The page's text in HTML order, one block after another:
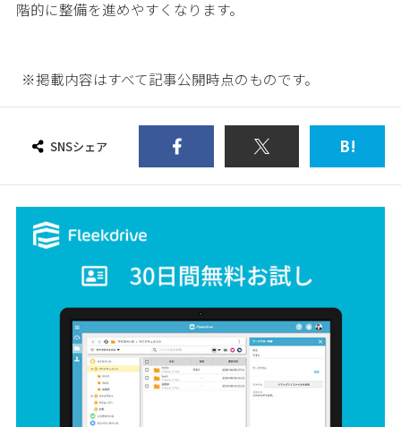
階的に整備を進めやすくなります。
※掲載内容はすべて記事公開時点のものです。
SNSシェア B!